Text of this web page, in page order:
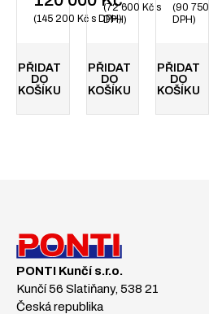
145 200 Kč s DPH
PŘIDAT
DO
KOŠÍKU
72 600 Kčs
DPH
PŘIDAT
DO
KOŠÍKU
90 750
DPH
PŘIDAT
DO
KOŠÍKU
PONTI Kunčí s.r.o.
Kunčí 56 Slatiňany, 538 21
Česká republika